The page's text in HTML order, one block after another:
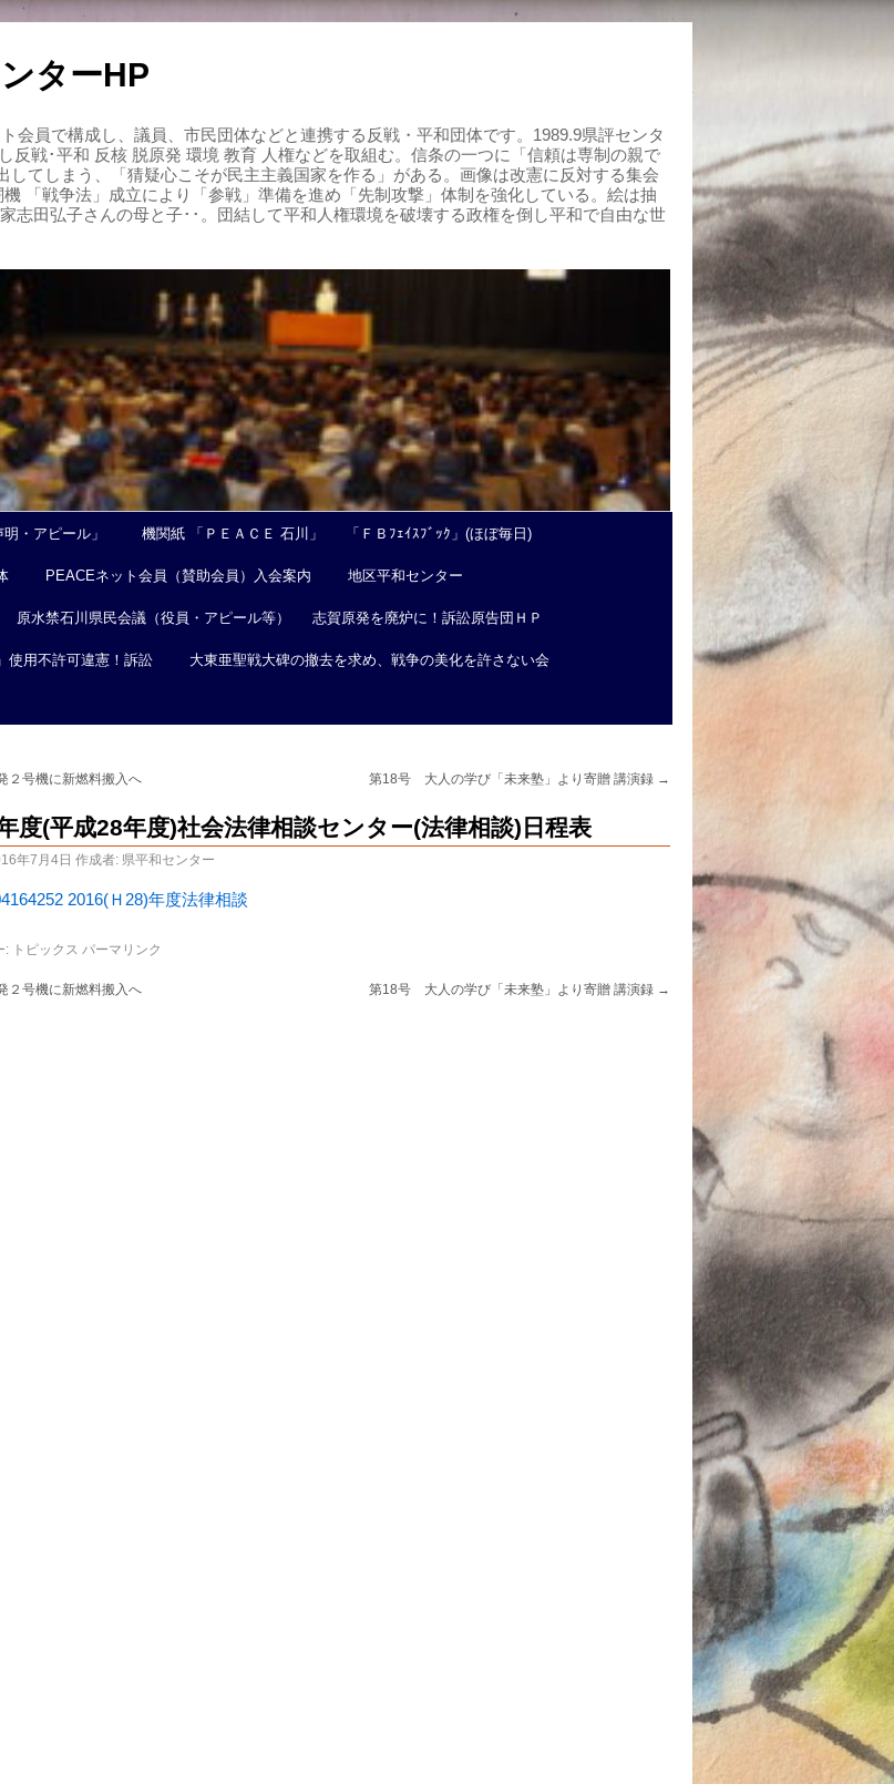
ターHP
会員で構成し、議員、市民団体などと連携する反戦・平和団体です。1989.9県評センタ
反戦･平和 反核 脱原発 環境 教育 人権などを取組む。信条の一つに「信頼は専制の親で
てしまう、「猜疑心こそが民主主義国家を作る」がある。画像は改憲に反対する集会
「戦争法」成立により「参戦」準備を進め「先制攻撃」体制を強化している。絵は抽
志田弘子さんの母と子･･。団結して平和人権環境を破壊する政権を倒し平和で自由な世
明・アピール」 機関紙 「ＰＥＡＣＥ 石川」 「ＦＢﾌｪｲｽﾌﾞｯｸ」(ほぼ毎日)
PEACEネット会員（賛助会員）入会案内 地区平和センター
原水禁石川県民会議（役員・アピール等） 志賀原発を廃炉に！訴訟原告団ＨＰ
使用不許可違憲！訴訟 大東亜聖戦大碑の撤去を求め、戦争の美化を許さない会
２号機に新燃料搬入へ 第18号 大人の学び「未来塾」より寄贈 講演録 →
度(平成28年度)社会法律相談センター(法律相談)日程表
年7月4日 作成者: 県平和センター
2016(Ｈ28)年度法律相談
: トピックス パーマリンク
２号機に新燃料搬入へ 第18号 大人の学び「未来塾」より寄贈 講演録 →